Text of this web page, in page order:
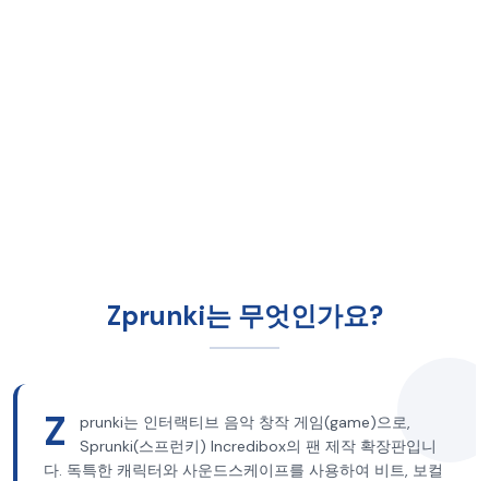
Zprunki는 무엇인가요?
Z
prunki는 인터랙티브 음악 창작 게임(game)으로,
Sprunki(스프런키) Incredibox의 팬 제작 확장판입니
다. 독특한 캐릭터와 사운드스케이프를 사용하여 비트, 보컬